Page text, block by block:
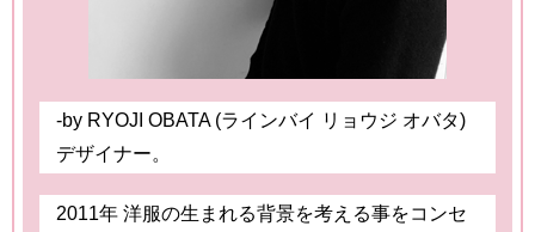
-by RYOJI OBATA (ラインバイ リョウジ オバタ)
デザイナー。
2011年 洋服の生まれる背景を考える事をコンセ